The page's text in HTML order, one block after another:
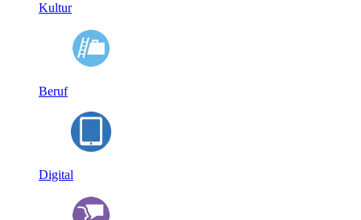
Kultur
Beruf
Digital